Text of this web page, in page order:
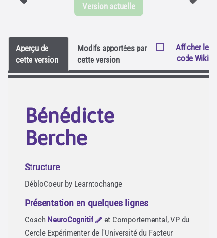
Version actuelle
Aperçu de
cette version
Modifs apportées par
cette version
Afficher le
code Wiki
Bénédicte
Berche
Structure
DébloCoeur by Learntochange
Présentation en quelques lignes
Coach NeuroCognitif
et Comportemental, VP du
Cercle Expérimenter de l'Université du Facteur